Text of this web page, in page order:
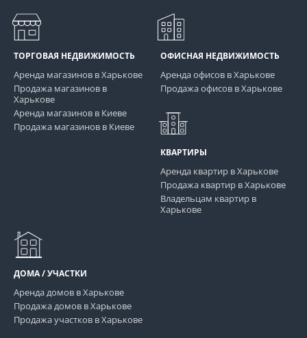
ТОРГОВАЯ НЕДВИЖИМОСТЬ
Аренда магазинов в Харькове
Продажа магазинов в
Харькове
Аренда магазинов в Киеве
Продажа магазинов в Киеве
ОФИСНАЯ НЕДВИЖИМОСТЬ
Аренда офисов в Харькове
Продажа офисов в Харькове
КВАРТИРЫ
Аренда квартир в Харькове
Продажа квартир в Харькове
Владельцам квартир в
Харькове
ДОМА / УЧАСТКИ
Аренда домов в Харькове
Продажа домов в Харькове
Продажа участков в Харькове